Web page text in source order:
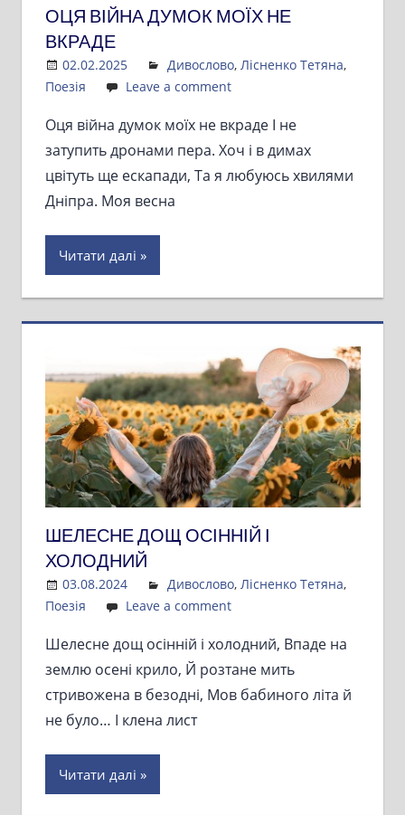
ОЦЯ ВІЙНА ДУМОК МОЇХ НЕ
ВКРАДЕ
02.02.2025 Admin
Дивослово, Лісненко Тетяна,
Поезія
Leave a comment
Оця війна думок моїх не вкраде І не
затупить дронами пера. Хоч і в димах
цвітуть ще ескапади, Та я любуюсь хвилями
Дніпра. Моя весна
Читати далі
ШЕЛЕСНЕ ДОЩ ОСІННІЙ І
ХОЛОДНИЙ
03.08.2024 Admin
Дивослово, Лісненко Тетяна,
Поезія
Leave a comment
Шелесне дощ осінній і холодний, Впаде на
землю осені крило, Й розтане мить
стривожена в безодні, Мов бабиного літа й
не було… І клена лист
Читати далі